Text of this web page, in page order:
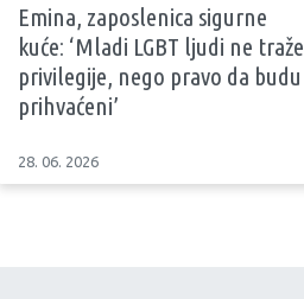
Emina, zaposlenica sigurne
kuće: ‘Mladi LGBT ljudi ne traže
privilegije, nego pravo da budu
prihvaćeni’
28. 06. 2026